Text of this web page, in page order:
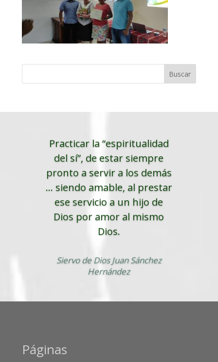
Practicar la “espiritualidad
del sí”, de estar siempre
pronto a servir a los demás
... siendo amable, al prestar
ese servicio a un hijo de
Dios por amor al mismo
Dios.
Siervo de Dios Juan Sánchez
Hernández
Páginas